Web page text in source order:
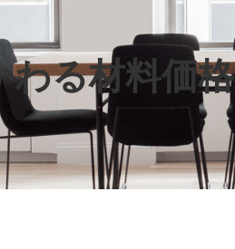
わる材料価格